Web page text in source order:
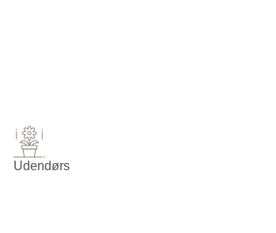
Udendørs